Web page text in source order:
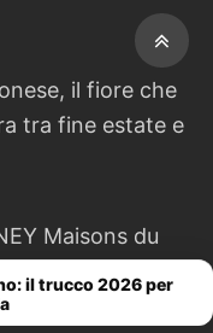
il fiore che
tra fine estate e
Maisons du
resta l’unico
il trucco 2026 per